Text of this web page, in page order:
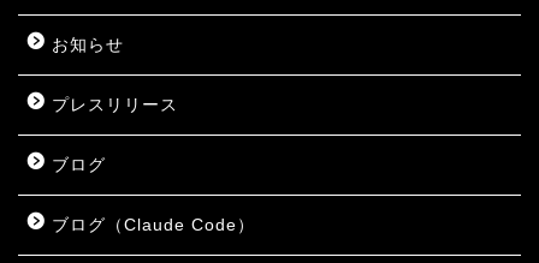
お知らせ
プレスリリース
ブログ
ブログ（Claude Code）